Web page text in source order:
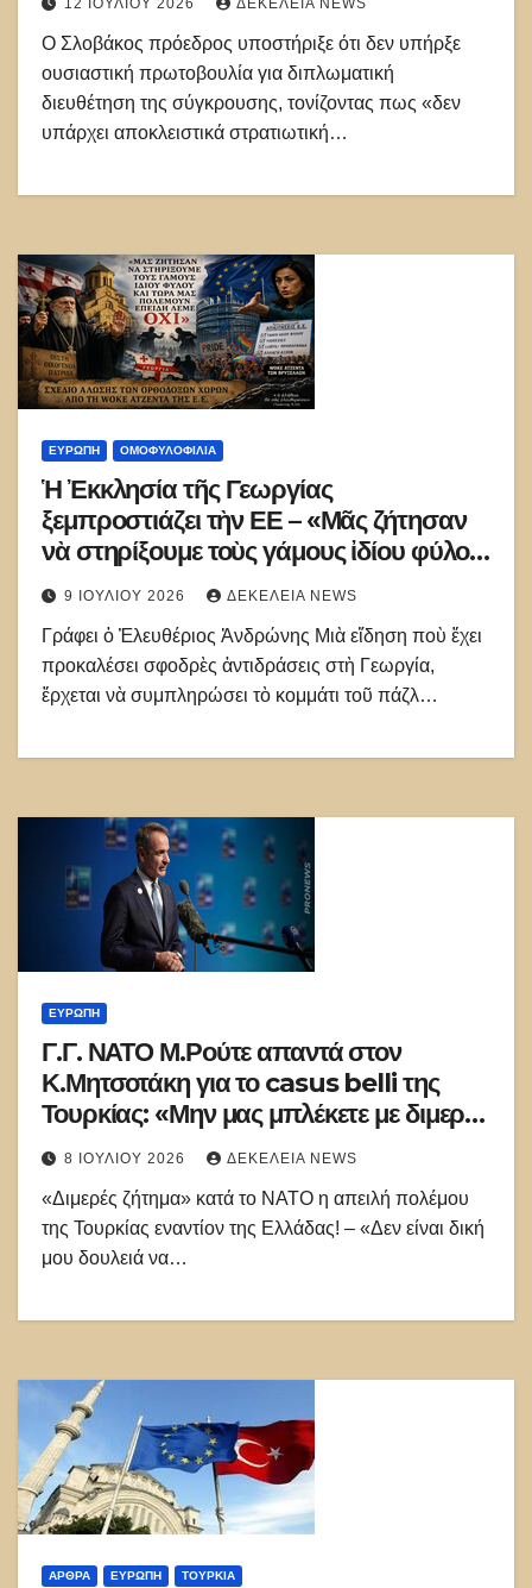
12 ΙΟΥΛΊΟΥ 2026 ΔΕΚΈΛΕΙΑ NEWS
Ο Σλοβάκος πρόεδρος υποστήριξε ότι δεν υπήρξε
ουσιαστική πρωτοβουλία για διπλωματική
διευθέτηση της σύγκρουσης, τονίζοντας πως «δεν
υπάρχει αποκλειστικά στρατιωτική…
ΕΥΡΏΠΗ ΟΜΟΦΥΛΟΦΙΛΊΑ
Ἡ Ἐκκλησία τῆς Γεωργίας
ξεμπροστιάζει τὴν ΕΕ – «Μᾶς ζήτησαν
νὰ στηρίξουμε τοὺς γάμους ἰδίου φύλου
καὶ τώρα μᾶς πολεμοῦν ἐπειδὴ λέμε
ὄχι»
9 ΙΟΥΛΊΟΥ 2026 ΔΕΚΈΛΕΙΑ NEWS
Γράφει ὁ Ἐλευθέριος Ἀνδρώνης Μιὰ εἴδηση ποὺ ἔχει
προκαλέσει σφοδρὲς ἀντιδράσεις στὴ Γεωργία,
ἔρχεται νὰ συμπληρώσει τὸ κομμάτι τοῦ πάζλ…
ΕΥΡΏΠΗ
Γ.Γ. ΝΑΤΟ Μ.Ρούτε απαντά στον
Κ.Μητσοτάκη για το casus belli της
Τουρκίας: «Μην μας μπλέκετε με διμερή
ζητήματα»!
8 ΙΟΥΛΊΟΥ 2026 ΔΕΚΈΛΕΙΑ NEWS
«Διμερές ζήτημα» κατά το ΝΑΤΟ η απειλή πολέμου
της Τουρκίας εναντίον της Ελλάδας! – «Δεν είναι δική
μου δουλειά να…
ΑΡΘΡΑ ΕΥΡΏΠΗ ΤΟΥΡΚΊΑ